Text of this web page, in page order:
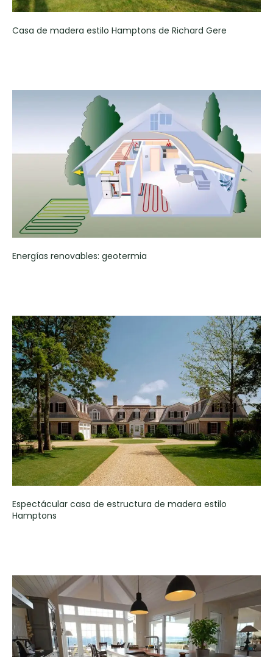
Casa de madera estilo Hamptons de Richard Gere
Energías renovables: geotermia
Espectácular casa de estructura de madera estilo
Hamptons